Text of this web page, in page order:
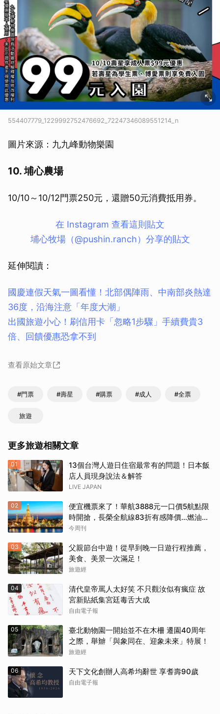
554407779_1229992752476692_72247346089551214_n
圖片來源：九九峰動物樂園
10. 埔心農場
10/10～10/12門票250元，還贈50元消費抵用券。
在 Instagram 查看這則貼文
埔心牧場（@pushin.ranch）分享的貼文
延伸閱讀：
國慶連假天氣一圖看懂！北部偶陣雨、中南部炎熱達
36度，沿海注意「年度大潮」
出國旅遊小心！刷信用卡「忽略1步驟」手續費貴3
倍、回饋優惠恐拿不到
查看原始文章
#門票 #壽星 #購票 #成人 #全票
旅遊
更多旅遊相關文章
01
13個台灣人遊日住宿最常有的問題！日本飯
店人員現身說法＆解答
LIVE JAPAN
02
便宜機票來了！華航3888元一口價5航點限
時開搶，長榮全航線83折有感降價…燃油稅
8/9調漲早買早省
今周刊
03
父親節台中遊！從早到晚一日遊行程推薦，
美食、美景一次滿足！
旅遊經
04
清代皇帝罵人太好笑 不只觀汝似有瘋症 故
宮新貼紙集宮廷毒舌大成
自由電子報
05
臺北動物園一開始並不在木柵 遷園40周年
之際，舉辧「與象同在、迎象未來」特展！
旅遊經
06 天下文化創辦人高希均辭世 享耆壽90歲
自由電子報